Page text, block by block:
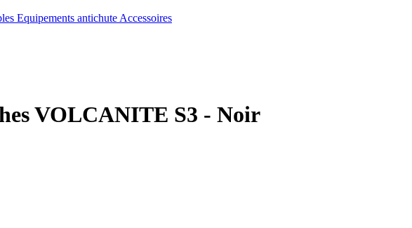
Equipements antichute Accessoires
VOLCANITE S3 - Noir